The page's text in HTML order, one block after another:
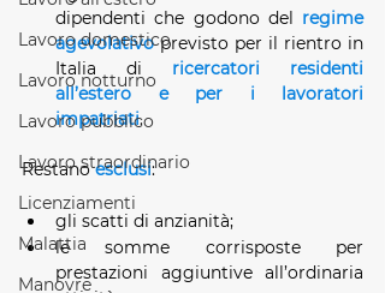
Lavoro domestico
Lavoro notturno
Lavoro pubblico
Lavoro straordinario
Licenziamenti
Malattia
Manovre
dipendenti che godono del regime
agevolativo previsto per il rientro in
Italia di ricercatori residenti
all’estero e per i lavoratori
impatriati.
Restano esclusi:
gli scatti di anzianità;
le somme corrisposte per
prestazioni aggiuntive all’ordinaria